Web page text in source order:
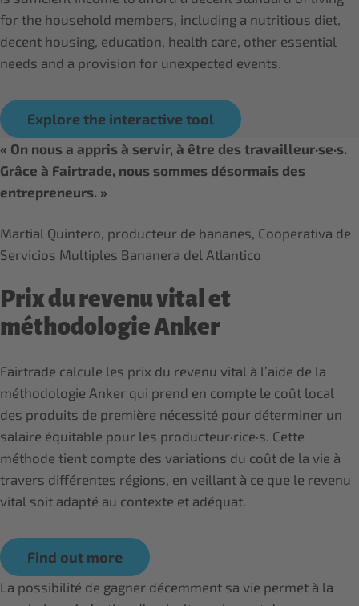
for the household members, including a nutritious diet,
decent housing, education, health care, other essential
needs and a provision for unexpected events.
Explore the interactive tool
« On nous a appris à servir, à être des travailleur·se·s.
Grâce à Fairtrade, nous sommes désormais des
entrepreneurs. »
Martial Quintero, producteur de bananes, Cooperativa de
Servicios Multiples Bananera del Atlantico
Prix du revenu vital et
méthodologie Anker
Fairtrade calcule les prix du revenu vital à l’aide de la
méthodologie Anker qui prend en compte le coût local
des produits de première nécessité pour déterminer un
salaire équitable pour les producteur·rice·s. Cette
méthode tient compte des variations du coût de la vie à
travers différentes régions, en veillant à ce que le revenu
vital soit adapté au contexte et adéquat.
Find out more
La possibilité de gagner décemment sa vie permet à la